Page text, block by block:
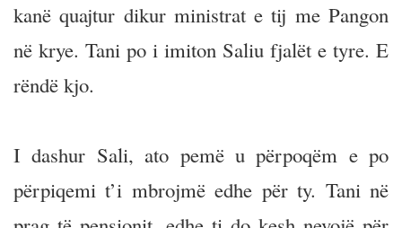
kanë quajtur dikur ministrat e tij me Pangon
në krye. Tani po i imiton Saliu fjalët e tyre. E
rëndë kjo.
I dashur Sali, ato pemë u përpoqëm e po
përpiqemi t’i mbrojmë edhe për ty. Tani në